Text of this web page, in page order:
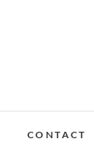
CONTACT